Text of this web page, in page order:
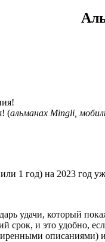
(альманах Mingli,
1 год) на 2023 год
удачи, который
срок, и это удобно,
описаниями)